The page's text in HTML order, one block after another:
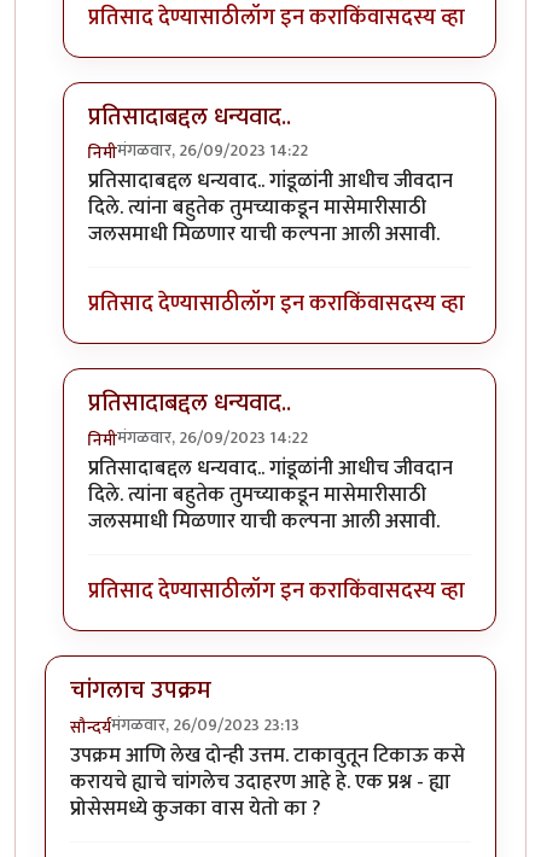
प्रतिसाद देण्यासाठीलॉग इन कराकिंवासदस्य व्हा
प्रतिसादाबद्दल धन्यवाद..
निमीमंगळवार, 26/09/2023 14:22
In reply toछान. खत प्रकल्प आवडला. आमच्याby
प्रतिसादाबद्दल धन्यवाद.. गांडूळांनी आधीच जीवदान
दिले. त्यांना बहुतेक तुमच्याकडून मासेमारीसाठी
जलसमाधी मिळणार याची कल्पना आली असावी.
प्रतिसाद देण्यासाठीलॉग इन कराकिंवासदस्य व्हा
प्रतिसादाबद्दल धन्यवाद..
निमीमंगळवार, 26/09/2023 14:22
In reply toछान. खत प्रकल्प आवडला. आमच्याby
प्रतिसादाबद्दल धन्यवाद.. गांडूळांनी आधीच जीवदान
दिले. त्यांना बहुतेक तुमच्याकडून मासेमारीसाठी
जलसमाधी मिळणार याची कल्पना आली असावी.
प्रतिसाद देण्यासाठीलॉग इन कराकिंवासदस्य व्हा
चांगलाच उपक्रम
सौन्दर्यमंगळवार, 26/09/2023 23:13
उपक्रम आणि लेख दोन्ही उत्तम. टाकावुतून टिकाऊ कसे
करायचे ह्याचे चांगलेच उदाहरण आहे हे. एक प्रश्न - ह्या
प्रोसेसमध्ये कुजका वास येतो का ?